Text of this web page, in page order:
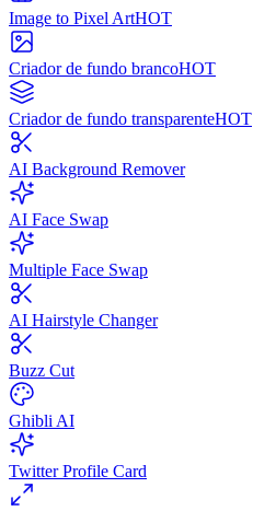
Image to Pixel ArtHOT
Criador de fundo brancoHOT
Criador de fundo transparenteHOT
AI Background Remover
AI Face Swap
Multiple Face Swap
AI Hairstyle Changer
Buzz Cut
Ghibli AI
Twitter Profile Card